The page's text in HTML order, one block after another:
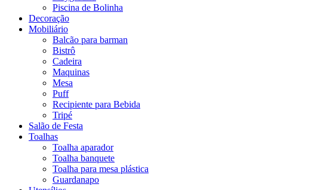
Piscina de Bolinha
Decoração
Mobiliário
Balcão para barman
Bistrô
Cadeira
Maquinas
Mesa
Puff
Recipiente para Bebida
Tripé
Salão de Festa
Toalhas
Toalha aparador
Toalha banquete
Toalha para mesa plástica
Guardanapo